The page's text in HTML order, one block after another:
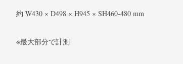
約 W430 × D498 × H945 × SH460-480 mm
※最大部分で計測